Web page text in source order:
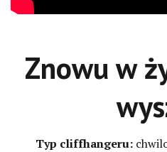
Znowu w
Typ cliffhangeru: